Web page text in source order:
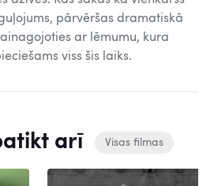
pārvēršas dramatiskā
ar lēmumu, kura
viss šis laiks.
arī Visas filmas